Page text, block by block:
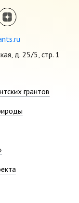
д. 25/5, стр. 1
грантов